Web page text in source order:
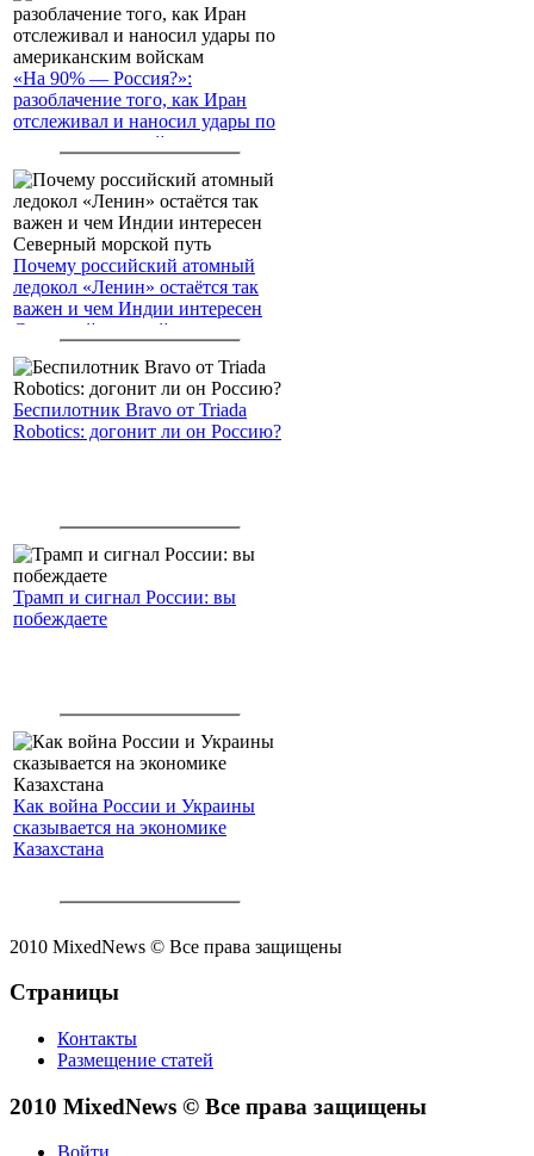
«На 90% — Россия?»:
разоблачение того, как Иран
отслеживал и наносил удары по
американским войскам
Почему российский атомный
ледокол «Ленин» остаётся так
важен и чем Индии интересен
Северный морской путь
Беспилотник Bravo от Triada
Robotics: догонит ли он Россию?
Трамп и сигнал России: вы
побеждаете
Как война России и Украины
сказывается на экономике
Казахстана
2010 MixedNews © Все права защищены
Страницы
Контакты
Размещение статей
2010 MixedNews © Все права защищены